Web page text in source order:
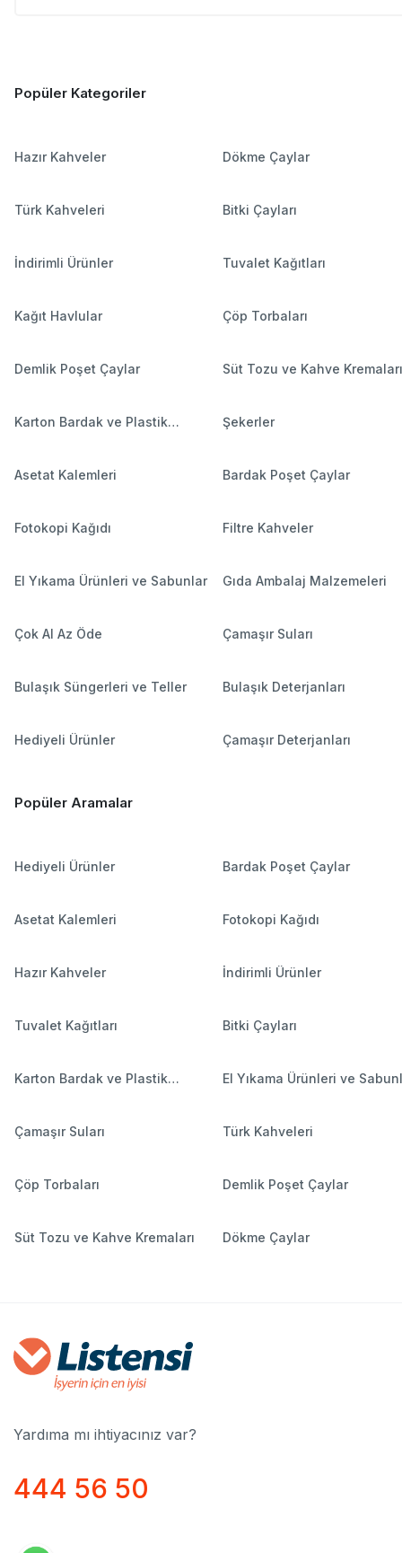
Popüler Kategoriler
Hazır Kahveler Dökme Çaylar
Türk Kahveleri Bitki Çayları
İndirimli Ürünler Tuvalet Kağıtları
Kağıt Havlular Çöp Torbaları
Demlik Poşet Çaylar Süt Tozu ve Kahve Kremaları
Karton Bardak ve Plastik
Şekerler
Asetat Kalemleri Bardak Poşet Çaylar
Fotokopi Kağıdı Filtre Kahveler
El Yıkama Ürünleri ve Sabunlar Gıda Ambalaj Malzemeleri
Çok Al Az Öde Çamaşır Suları
Bulaşık Süngerleri ve Teller Bulaşık Deterjanları
Hediyeli Ürünler Çamaşır Deterjanları
Popüler Aramalar
Hediyeli Ürünler Bardak Poşet Çaylar
Asetat Kalemleri Fotokopi Kağıdı
Hazır Kahveler İndirimli Ürünler
Tuvalet Kağıtları Bitki Çayları
Karton Bardak ve Plastik
El Yıkama Ürünleri ve
Çamaşır Suları Türk Kahveleri
Çöp Torbaları Demlik Poşet Çaylar
Süt Tozu ve Kahve Kremaları Dökme Çaylar
Yardıma mı ihtiyacınız var?
444 56 50